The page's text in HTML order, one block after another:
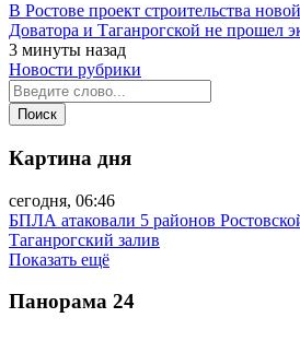
В Ростове проект строительства
Доватора и Таганрогской не прошел
3 минуты назад
Новости рубрики
Картина дня
сегодня, 06:46
БПЛА атаковали 5 районов
Таганрогский залив
Показать ещё
Панорама 24